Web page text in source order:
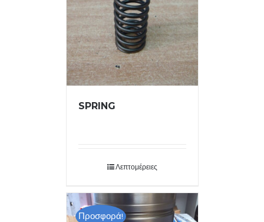
SPRING
Λεπτομέρειες
Προσφορά!